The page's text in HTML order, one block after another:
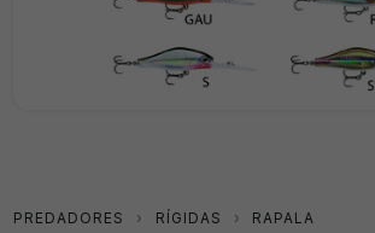
PREDADORES › RÍGIDAS › RAPALA